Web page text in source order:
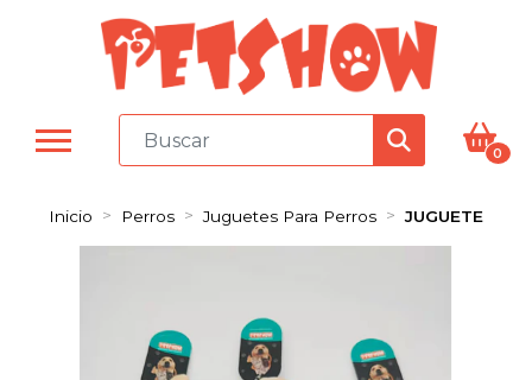
0
Inicio Perros Juguetes Para Perros JUGUETE